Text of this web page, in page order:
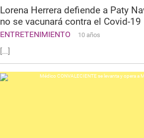
Lorena Herrera defiende a Paty
no se vacunará contra el Covid-19
ENTRETENIMIENTO 10 años
[...]